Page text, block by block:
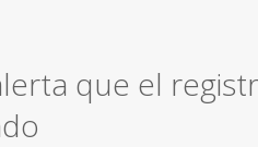
que el